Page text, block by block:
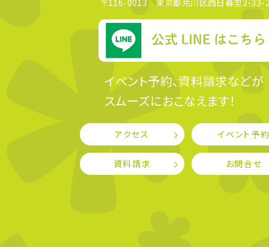
イベント予約、資料請求などが
スムーズにおこなえます！
アクセス イベント予
資料請求 お問合せ